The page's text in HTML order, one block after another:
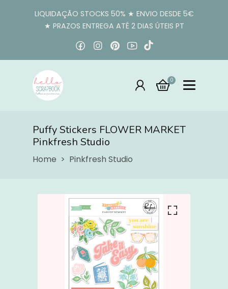
LIQUIDAÇÃO STOCKS 50% ★ ENVIO DESDE 5€
★ PRAZOS ENTREGA ATÉ 2 DIAS ÚTEIS PT
0
Puffy Stickers FLOWER MARKET
Pinkfresh Studio
Home Pinkfresh Studio